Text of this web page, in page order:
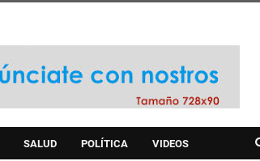
SALUD POLÍTICA VIDEOS